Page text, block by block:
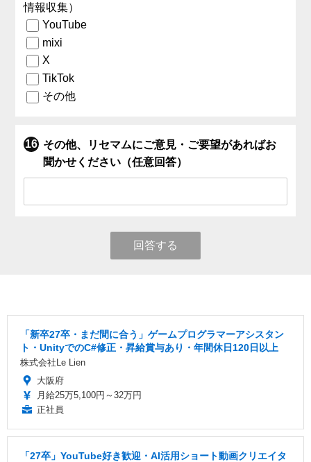
情報収集）
YouTube
mixi
X
TikTok
その他
その他、リセマムにご意見・ご要望があればお
聞かせください（任意回答）
回答する
「新卒27卒・まだ間に合う」ゲームプログラマーアシスタン
ト・UnityでのC#修正・昇給賞与あり・年間休日120日以上
株式会社Le Lien
大阪府
月給25万5,100円～32万円
正社員
「27卒」YouTube好き歓迎・AI活用ショート動画クリエイタ